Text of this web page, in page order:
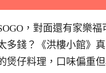
，對面還有家樂
多錢？《洪樓小館》
煲仔料理，口味偏重但